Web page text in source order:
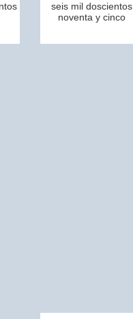
seis mil doscientos
noventa y cinco